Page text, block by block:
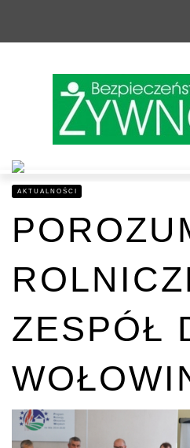
AKTUALNOŚCI
ZESPÓŁ